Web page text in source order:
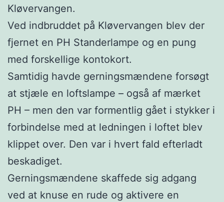
Kløvervangen.
Ved indbruddet på Kløvervangen blev der
fjernet en PH Standerlampe og en pung
med forskellige kontokort.
Samtidig havde gerningsmændene forsøgt
at stjæle en loftslampe – også af mærket
PH – men den var formentlig gået i stykker i
forbindelse med at ledningen i loftet blev
klippet over. Den var i hvert fald efterladt
beskadiget.
Gerningsmændene skaffede sig adgang
ved at knuse en rude og aktivere en